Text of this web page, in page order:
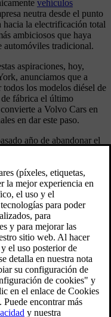
vehículos
neutra desde el punto
hacia la electrificación total
ambiciosos que haya
automóviles tradicional.
aspiraciones, hoy,
anunciamos que a
los modelos diésel de
fábrica el último
a Volvo Cars en
en dar este paso.
año de abandonar el
de combustión. Ya no
presupuesto de I+D al
interna.
son nuestro
de combustión:
menos costes
y cero
Jim Rowan,
totalmente
de vehículos
cumplan con todo lo
Volvo y será una
cambio climático”